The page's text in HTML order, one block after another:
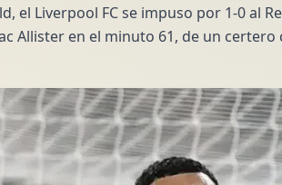
el Liverpool FC se impuso por 1-0 al
Allister en el minuto 61, de un